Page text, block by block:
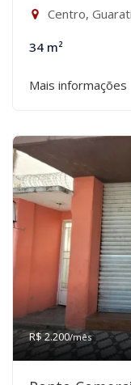
Centro,
34 m²
Mais informações
R$ 2.200/mês